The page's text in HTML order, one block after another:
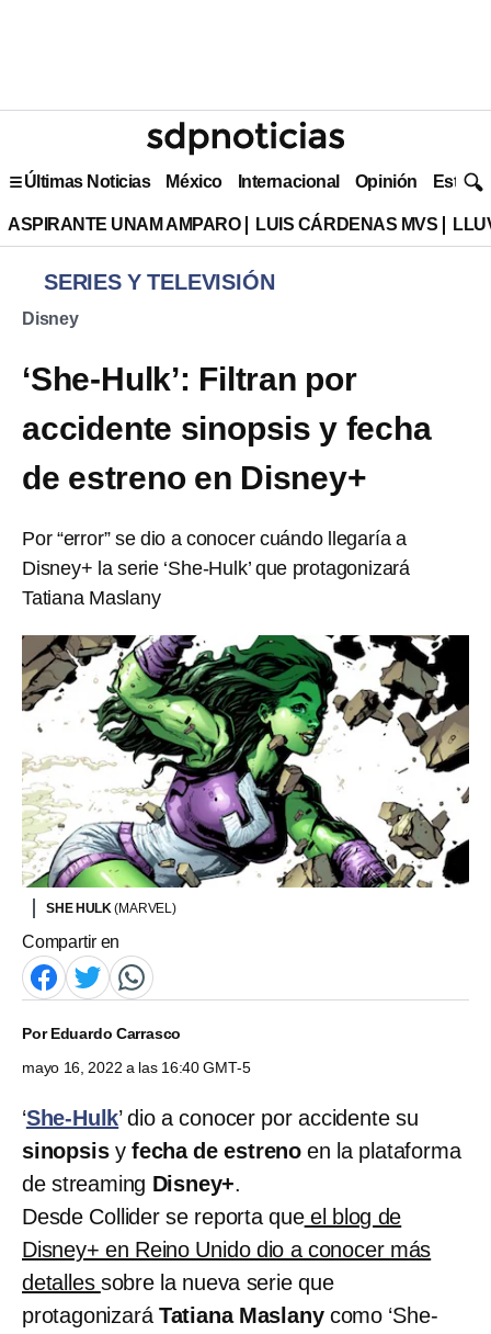
Últimas Noticias México Internacional Opinión Estilo
ASPIRANTE UNAM AMPARO LUIS CÁRDENAS MVS
SERIES Y TELEVISIÓN
Disney
‘She-Hulk’: Filtran por
accidente sinopsis y fecha
de estreno en Disney+
Por “error” se dio a conocer cuándo llegaría a
Disney+ la serie ‘She-Hulk’ que protagonizará
Tatiana Maslany
SHE HULK(MARVEL)
Compartir en
PorEduardo Carrasco
mayo 16, 2022 a las 16:40 GMT-5
‘She-Hulk’ dio a conocer por accidente su
sinopsisyfecha de estreno en la plataforma
de streaming Disney+.
Desde Collider se reporta queel blog de
Disney+ en Reino Unido dio a conocer más
detalles sobre la nueva serie que
protagonizará Tatiana Maslany como ‘She-